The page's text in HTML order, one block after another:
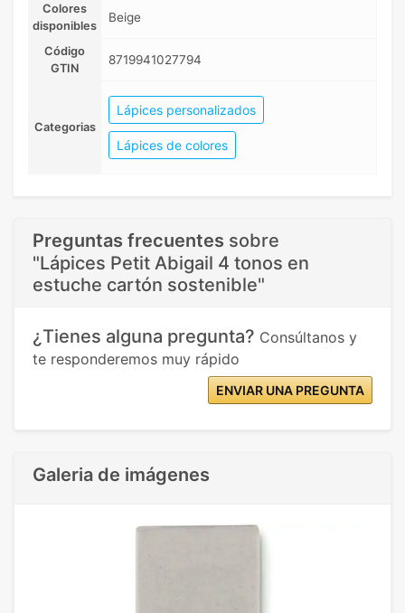
Colores
disponibles
Beige
Código
GTIN
8719941027794
Categorias
Lápices personalizados
Lápices de colores
Preguntas frecuentes sobre
"Lápices Petit Abigail 4 tonos en
estuche cartón sostenible"
¿Tienes alguna pregunta? Consúltanos y
te responderemos muy rápido
ENVIAR UNA PREGUNTA
Galeria de imágenes